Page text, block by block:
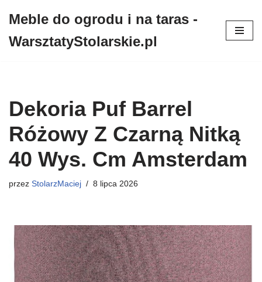
do
Meble do ogrodu i na taras -
WarsztatyStolarskie.pl
Dekoria Puf Barrel
Różowy Z Czarną Nitką
40 Wys. Cm Amsterdam
przez StolarzMaciej 8 lipca 2026